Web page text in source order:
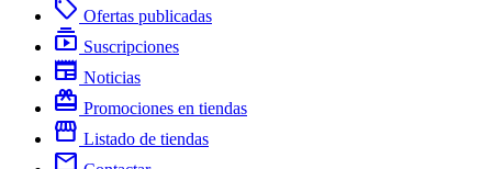
local_offer Ofertas publicadas
subscriptions Suscripciones
newspaper Noticias
redeem Promociones en tiendas
storefront Listado de tiendas
mail